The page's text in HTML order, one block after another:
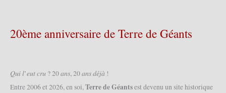
Tramasure
2013
20ème anniversaire de Terre de Géants
𝑄𝑢𝑖 𝑙’𝑒𝑢𝑡 𝑐𝑟𝑢 ? 20 𝑎𝑛𝑠, 20 𝑎𝑛𝑠 𝑑𝑒́𝑗𝑎̀ !
Entre 2006 et 2026, en soi,Terre de Géantsest devenu un site historique